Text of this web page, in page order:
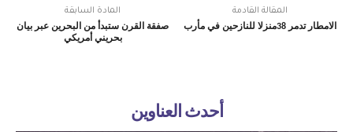
المادة السابقة
صفقة القرن ستبدأ من البحرين عبر بيان
بحريني أمريكي
المقالة القادمة
الامطار تدمر 38منزلا للنازحين في مأرب
أحدث العناوين